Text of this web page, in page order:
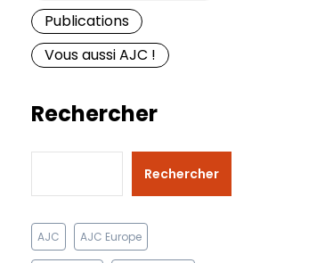
Publications
Vous aussi AJC !
Rechercher
Rechercher
AJC AJC Europe